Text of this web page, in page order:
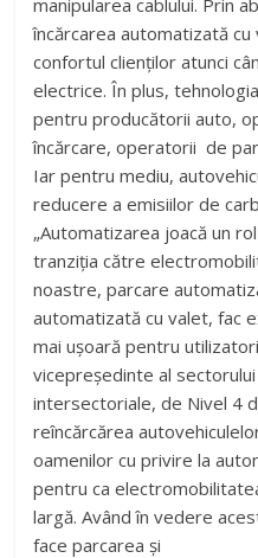
manipularea cablului. Prin
încărcarea automatizată
confortul clienților atunci
electrice. În plus,
pentru producătorii auto,
încărcare, operatorii de
Iar pentru mediu,
reducere a emisiilor de
„Automatizarea joacă un
tranziția către
noastre, parcare
automatizată cu valet, fac
mai ușoară pentru
vicepreședinte al
intersectoriale, de Nivel 4
reîncărcărea
oamenilor cu privire la
pentru ca
largă. Având în vedere
face parcarea și